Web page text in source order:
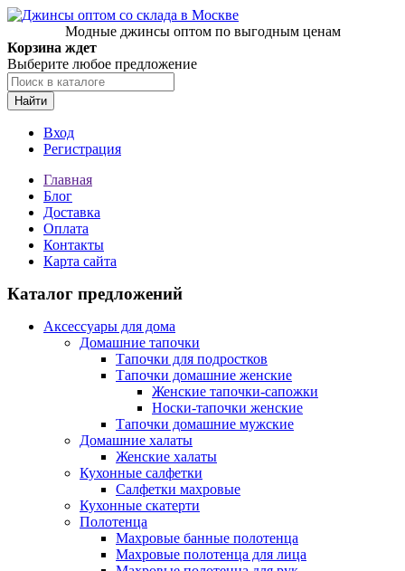
Модные джинсы оптом по выгодным ценам
Корзина ждет
Выберите любое предложение
Найти
Вход
Регистрация
Главная
Блог
Доставка
Оплата
Контакты
Карта сайта
Каталог предложений
Аксессуары для дома
Домашние тапочки
Тапочки для подростков
Тапочки домашние женские
Женские тапочки-сапожки
Носки-тапочки женские
Тапочки домашние мужские
Домашние халаты
Женские халаты
Кухонные салфетки
Салфетки махровые
Кухонные скатерти
Полотенца
Махровые банные полотенца
Махровые полотенца для лица